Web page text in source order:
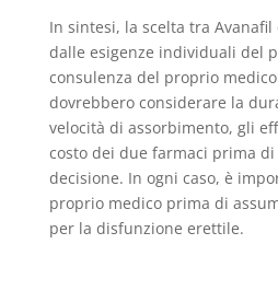
In sintesi, la scelta tra
dalle esigenze individuali del
consulenza del proprio
dovrebbero considerare la
velocità di assorbimento, gli
costo dei due farmaci prima
decisione. In ogni caso, è
proprio medico prima di
per la disfunzione erettile.